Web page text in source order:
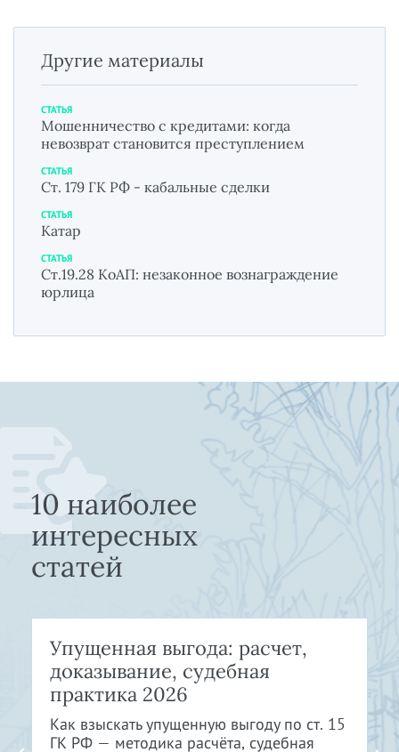
Другие материалы
СТАТЬЯ
Мошенничество с кредитами: когда
невозврат становится преступлением
СТАТЬЯ
Ст. 179 ГК РФ - кабальные сделки
СТАТЬЯ
Катар
СТАТЬЯ
Ст.19.28 КоАП: незаконное вознаграждение
юрлица
10 наиболее
интересных
статей
Упущенная выгода: расчет,
доказывание, судебная
практика 2026
Как взыскать упущенную выгоду по ст. 15
ГК РФ — методика расчёта, судебная